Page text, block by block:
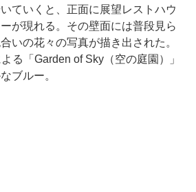
ていくと、正面に展望レストハウ
が現れる。その壁面には普段見ら
いの花々の写真が描き出された。
る「Garden of Sky（空の庭園）」
ブルー。